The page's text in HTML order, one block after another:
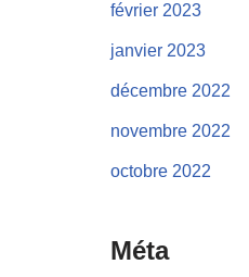
février 2023
janvier 2023
décembre 2022
novembre 2022
octobre 2022
Méta